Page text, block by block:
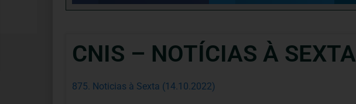
CNIS – NOTÍCIAS À SEXTA
875. Noticias à Sexta (14.10.2022)